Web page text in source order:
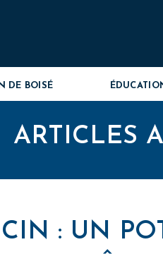
DE BOISÉ
ARTICLES
: UN